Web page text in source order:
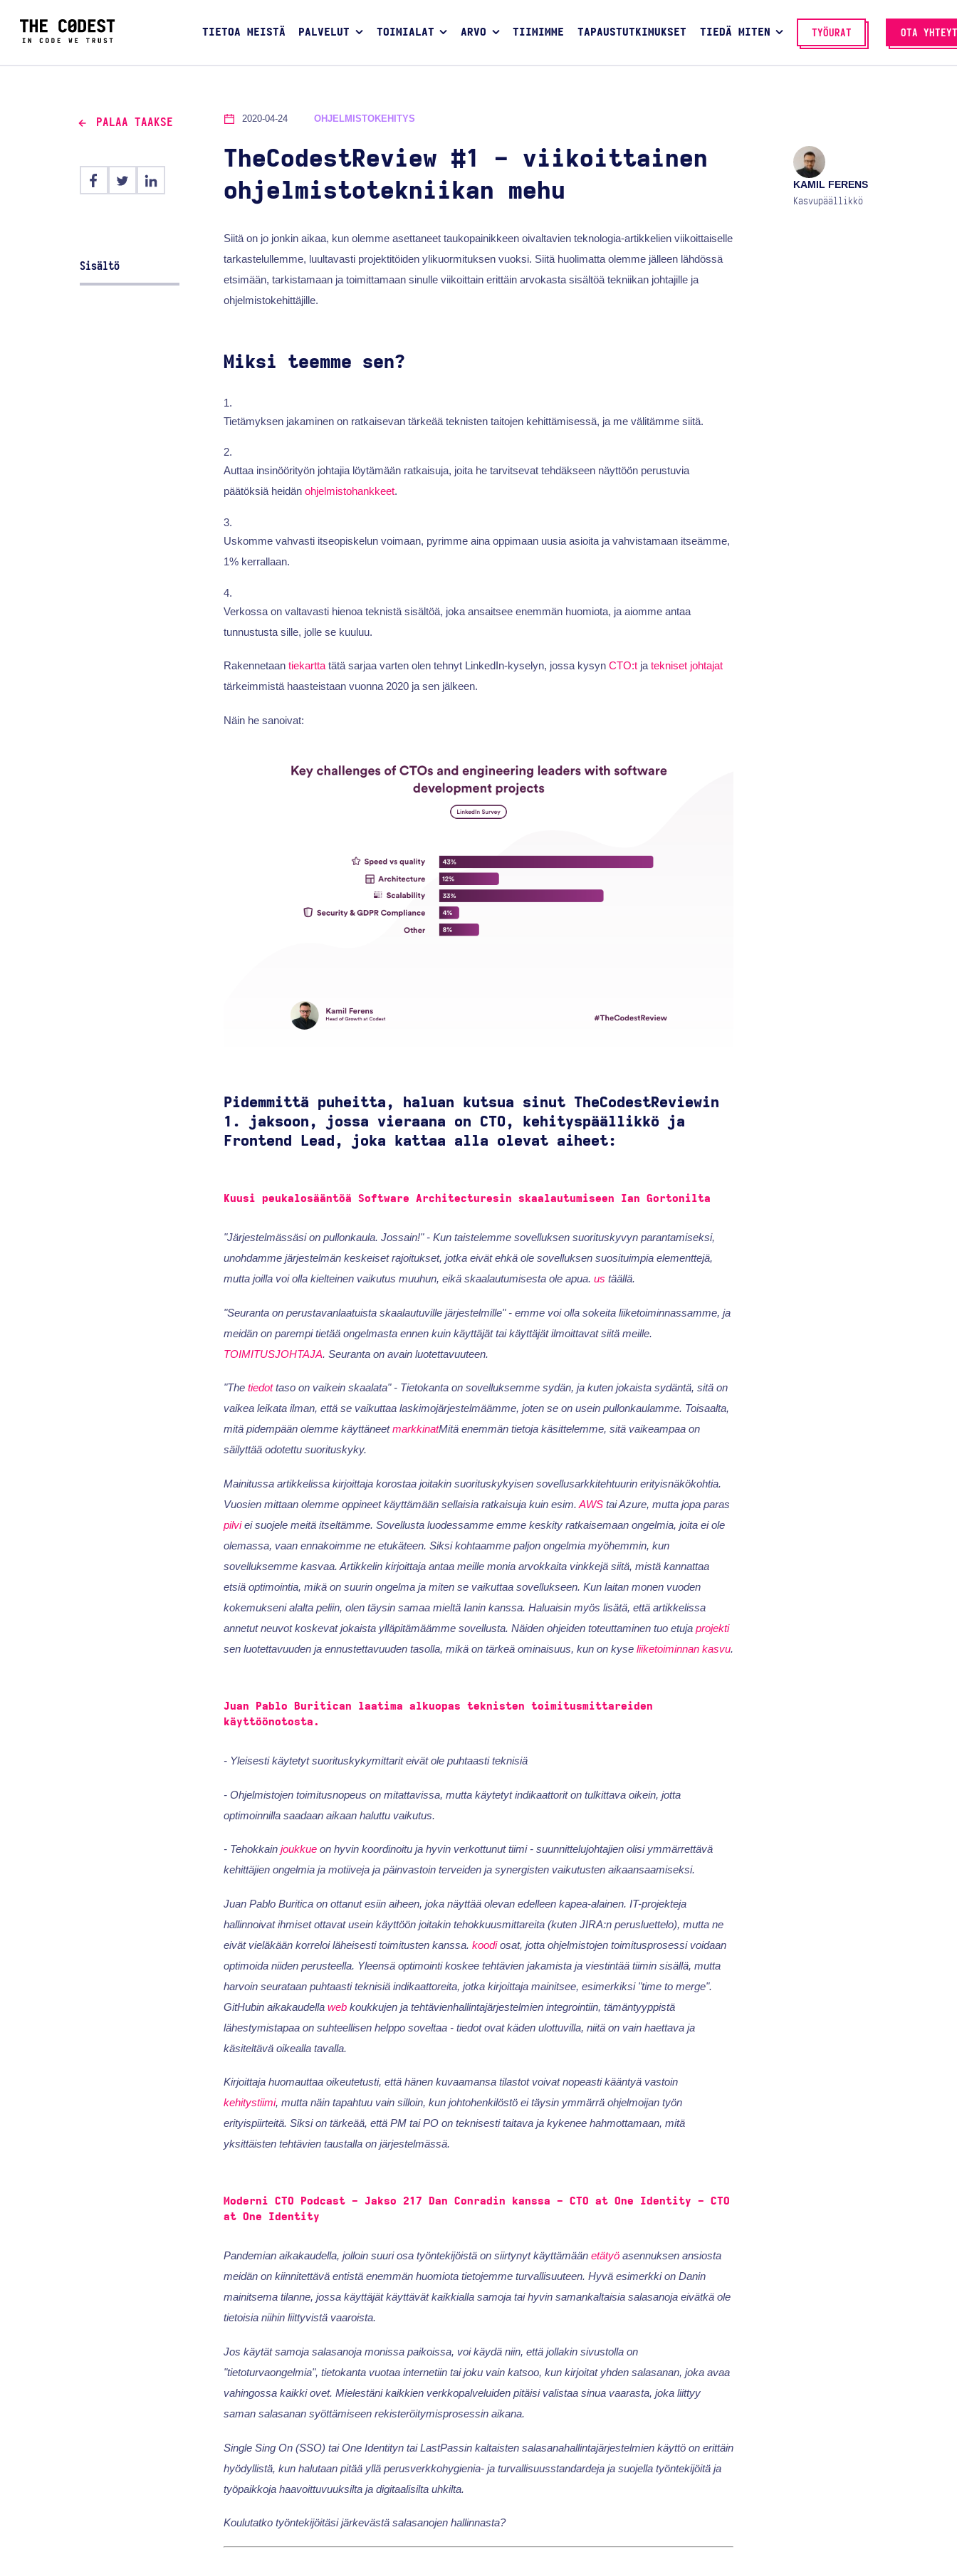
TIETOA MEISTÄ PALVELUT TOIMIALAT ARVO TIIMIMME TAPAUSTUTKIMUKSET TIEDÄ MITEN TYÖURAT OTA
PALAA TAAKSE
Sisältö
2020-04-24 OHJELMISTOKEHITYS
TheCodestReview #1 - viikoittainen
ohjelmistotekniikan mehu
KAMIL FERENS
Kasvupäällikkö
Siitä on jo jonkin aikaa, kun olemme asettaneet taukopainikkeen oivaltavien teknologia-artikkelien viikoittaiselle
tarkastelullemme, luultavasti projektitöiden ylikuormituksen vuoksi. Siitä huolimatta olemme jälleen lähdössä
etsimään, tarkistamaan ja toimittamaan sinulle viikoittain erittäin arvokasta sisältöä tekniikan johtajille ja
ohjelmistokehittäjille.
Miksi teemme sen?
Tietämyksen jakaminen on ratkaisevan tärkeää teknisten taitojen kehittämisessä, ja me välitämme siitä.
Auttaa insinöörityön johtajia löytämään ratkaisuja, joita he tarvitsevat tehdäkseen näyttöön perustuvia
päätöksiä heidän ohjelmistohankkeet.
Uskomme vahvasti itseopiskelun voimaan, pyrimme aina oppimaan uusia asioita ja vahvistamaan itseämme,
1% kerrallaan.
Verkossa on valtavasti hienoa teknistä sisältöä, joka ansaitsee enemmän huomiota, ja aiomme antaa
tunnustusta sille, jolle se kuuluu.
Rakennetaan tiekarttatätä sarjaa varten olen tehnyt LinkedIn-kyselyn, jossa kysyn CTO:tja tekniset johtajat
tärkeimmistä haasteistaan vuonna 2020 ja sen jälkeen.
Näin he sanoivat:
Pidemmittä puheitta, haluan kutsua sinut TheCodestReviewin
1. jaksoon, jossa vieraana on CTO, kehityspäällikkö ja
Frontend Lead, joka kattaa alla olevat aiheet:
Kuusi peukalosääntöä Software Architecturesin skaalautumiseen Ian Gortonilta
"Järjestelmässäsi on pullonkaula. Jossain!" - Kun taistelemme sovelluksen suorituskyvyn parantamiseksi,
unohdamme järjestelmän keskeiset rajoitukset, jotka eivät ehkä ole sovelluksen suosituimpia elementtejä,
mutta joilla voi olla kielteinen vaikutus muuhun, eikä skaalautumisesta ole apua. us täällä.
"Seuranta on perustavanlaatuista skaalautuville järjestelmille" - emme voi olla sokeita liiketoiminnassamme, ja
meidän on parempi tietää ongelmasta ennen kuin käyttäjät tai käyttäjät ilmoittavat siitä meille.
TOIMITUSJOHTAJA. Seuranta on avain luotettavuuteen.
"The tiedottaso on vaikein skaalata" - Tietokanta on sovelluksemme sydän, ja kuten jokaista sydäntä, sitä on
vaikea leikata ilman, että se vaikuttaa laskimojärjestelmäämme, joten se on usein pullonkaulamme. Toisaalta,
mitä pidempään olemme käyttäneetmarkkinatMitä enemmän tietoja käsittelemme, sitä vaikeampaa on
säilyttää odotettu suorituskyky.
Mainitussa artikkelissa kirjoittaja korostaa joitakin suorituskykyisen sovellusarkkitehtuurin erityisnäkökohtia.
Vuosien mittaan olemme oppineet käyttämään sellaisia ratkaisuja kuin esim. AWStai Azure, mutta jopa paras
pilviei suojele meitä itseltämme. Sovellusta luodessamme emme keskity ratkaisemaan ongelmia, joita ei ole
olemassa, vaan ennakoimme ne etukäteen. Siksi kohtaamme paljon ongelmia myöhemmin, kun
sovelluksemme kasvaa. Artikkelin kirjoittaja antaa meille monia arvokkaita vinkkejä siitä, mistä kannattaa
etsiä optimointia, mikä on suurin ongelma ja miten se vaikuttaa sovellukseen. Kun laitan monen vuoden
kokemukseni alalta peliin, olen täysin samaa mieltä Ianin kanssa. Haluaisin myös lisätä, että artikkelissa
annetut neuvot koskevat jokaista ylläpitämäämme sovellusta. Näiden ohjeiden toteuttaminen tuo etuja projekti
sen luotettavuuden ja ennustettavuuden tasolla, mikä on tärkeä ominaisuus, kun on kyse liiketoiminnan kasvu.
Juan Pablo Buritican laatima alkuopas teknisten toimitusmittareiden
käyttöönotosta.
- Yleisesti käytetyt suorituskykymittarit eivät ole puhtaasti teknisiä
- Ohjelmistojen toimitusnopeus on mitattavissa, mutta käytetyt indikaattorit on tulkittava oikein, jotta
optimoinnilla saadaan aikaan haluttu vaikutus.
- Tehokkain joukkueon hyvin koordinoitu ja hyvin verkottunut tiimi - suunnittelujohtajien olisi ymmärrettävä
kehittäjien ongelmia ja motiiveja ja päinvastoin terveiden ja synergisten vaikutusten aikaansaamiseksi.
Juan Pablo Buritica on ottanut esiin aiheen, joka näyttää olevan edelleen kapea-alainen. IT-projekteja
hallinnoivat ihmiset ottavat usein käyttöön joitakin tehokkuusmittareita (kuten JIRA:n perusluettelo), mutta ne
eivät vieläkään korreloi läheisesti toimitusten kanssa. koodiosat, jotta ohjelmistojen toimitusprosessi voidaan
optimoida niiden perusteella. Yleensä optimointi koskee tehtävien jakamista ja viestintää tiimin sisällä, mutta
harvoin seurataan puhtaasti teknisiä indikaattoreita, jotka kirjoittaja mainitsee, esimerkiksi "time to merge".
GitHubin aikakaudella webkoukkujen ja tehtävienhallintajärjestelmien integrointiin, tämäntyyppistä
lähestymistapaa on suhteellisen helppo soveltaa - tiedot ovat käden ulottuvilla, niitä on vain haettava ja
käsiteltävä oikealla tavalla.
Kirjoittaja huomauttaa oikeutetusti, että hänen kuvaamansa tilastot voivat nopeasti kääntyä vastoin
kehitystiimi, mutta näin tapahtuu vain silloin, kun johtohenkilöstö ei täysin ymmärrä ohjelmoijan työn
erityispiirteitä. Siksi on tärkeää, että PM tai PO on teknisesti taitava ja kykenee hahmottamaan, mitä
yksittäisten tehtävien taustalla on järjestelmässä.
Moderni CTO Podcast - Jakso 217 Dan Conradin kanssa - CTO at One Identity - CTO
at One Identity
Pandemian aikakaudella, jolloin suuri osa työntekijöistä on siirtynyt käyttämään etätyöasennuksen ansiosta
meidän on kiinnitettävä entistä enemmän huomiota tietojemme turvallisuuteen. Hyvä esimerkki on Danin
mainitsema tilanne, jossa käyttäjät käyttävät kaikkialla samoja tai hyvin samankaltaisia salasanoja eivätkä ole
tietoisia niihin liittyvistä vaaroista.
Jos käytät samoja salasanoja monissa paikoissa, voi käydä niin, että jollakin sivustolla on
"tietoturvaongelmia", tietokanta vuotaa internetiin tai joku vain katsoo, kun kirjoitat yhden salasanan, joka avaa
vahingossa kaikki ovet. Mielestäni kaikkien verkkopalveluiden pitäisi valistaa sinua vaarasta, joka liittyy
saman salasanan syöttämiseen rekisteröitymisprosessin aikana.
Single Sing On (SSO) tai One Identityn tai LastPassin kaltaisten salasanahallintajärjestelmien käyttö on erittäin
hyödyllistä, kun halutaan pitää yllä perusverkkohygienia- ja turvallisuusstandardeja ja suojella työntekijöitä ja
työpaikkoja haavoittuvuuksilta ja digitaalisilta uhkilta.
Koulutatko työntekijöitäsi järkevästä salasanojen hallinnasta?